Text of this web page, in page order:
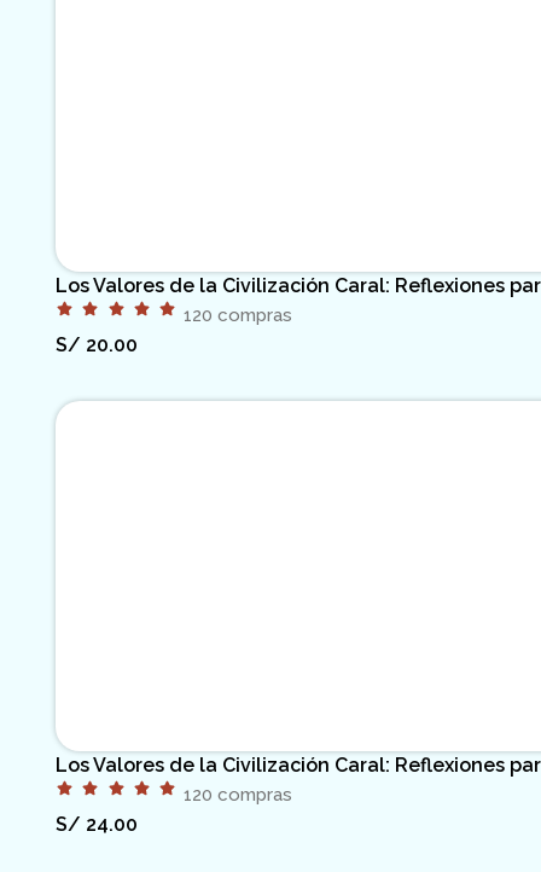
Los Valores de la Civilización Caral: Reflexiones
120 compras
S/ 20.00
Los Valores de la Civilización Caral: Reflexiones
120 compras
S/ 24.00